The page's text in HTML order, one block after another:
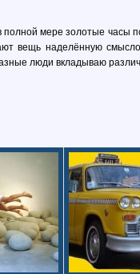
полной мере золотые
вещь наделённую
люди вкладываю